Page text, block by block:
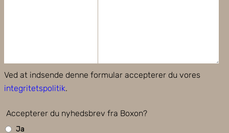
Ved at indsende denne formular accepterer du vores
integritetspolitik.
Accepterer du nyhedsbrev fra Boxon?
Ja